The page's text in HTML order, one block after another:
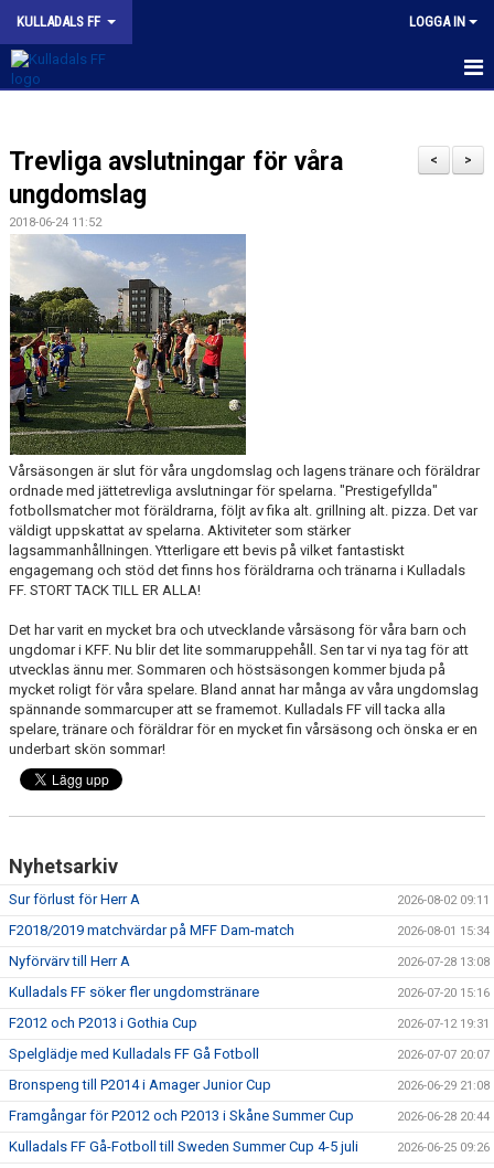
KULLADALS FF LOGGA IN
OM KLUBBEN
NYHETER
KONTAKT
INFORMATION MED POLICY
DOKUMENT
BILDGALLERI
MATCHER
INBETALNING
PROFILKLÄDER
KFF FACEBOOK
KFF INSTAGRAM
MEDLEM INTRESSEANMÄLAN
>
<
Trevliga avslutningar för våra
ungdomslag
2018-06-24 11:52
Vårsäsongen är slut för våra ungdomslag och lagens tränare och föräldrar
ordnade med jättetrevliga avslutningar för spelarna. "Prestigefyllda"
fotbollsmatcher mot föräldrarna, följt av fika alt. grillning alt. pizza. Det var
väldigt uppskattat av spelarna. Aktiviteter som stärker
lagsammanhållningen. Ytterligare ett bevis på vilket fantastiskt
engagemang och stöd det finns hos föräldrarna och tränarna i Kulladals
FF. STORT TACK TILL ER ALLA!
Det har varit en mycket bra och utvecklande vårsäsong för våra barn och
ungdomar i KFF. Nu blir det lite sommaruppehåll. Sen tar vi nya tag för att
utvecklas ännu mer. Sommaren och höstsäsongen kommer bjuda på
mycket roligt för våra spelare. Bland annat har många av våra ungdomslag
spännande sommarcuper att se framemot. Kulladals FF vill tacka alla
spelare, tränare och föräldrar för en mycket fin vårsäsong och önska er en
underbart skön sommar!
Nyhetsarkiv
Sur förlust för Herr A 2026-08-02 09:11
F2018/2019 matchvärdar på MFF Dam-match 2026-08-01 15:34
Nyförvärv till Herr A 2026-07-28 13:08
Kulladals FF söker fler ungdomstränare 2026-07-20 15:16
F2012 och P2013 i Gothia Cup 2026-07-12 19:31
Spelglädje med Kulladals FF Gå Fotboll 2026-07-07 20:07
Bronspeng till P2014 i Amager Junior Cup 2026-06-29 21:08
Framgångar för P2012 och P2013 i Skåne Summer Cup 2026-06-28 20:44
Kulladals FF Gå-Fotboll till Sweden Summer Cup 4-5 juli 2026-06-25 09:26